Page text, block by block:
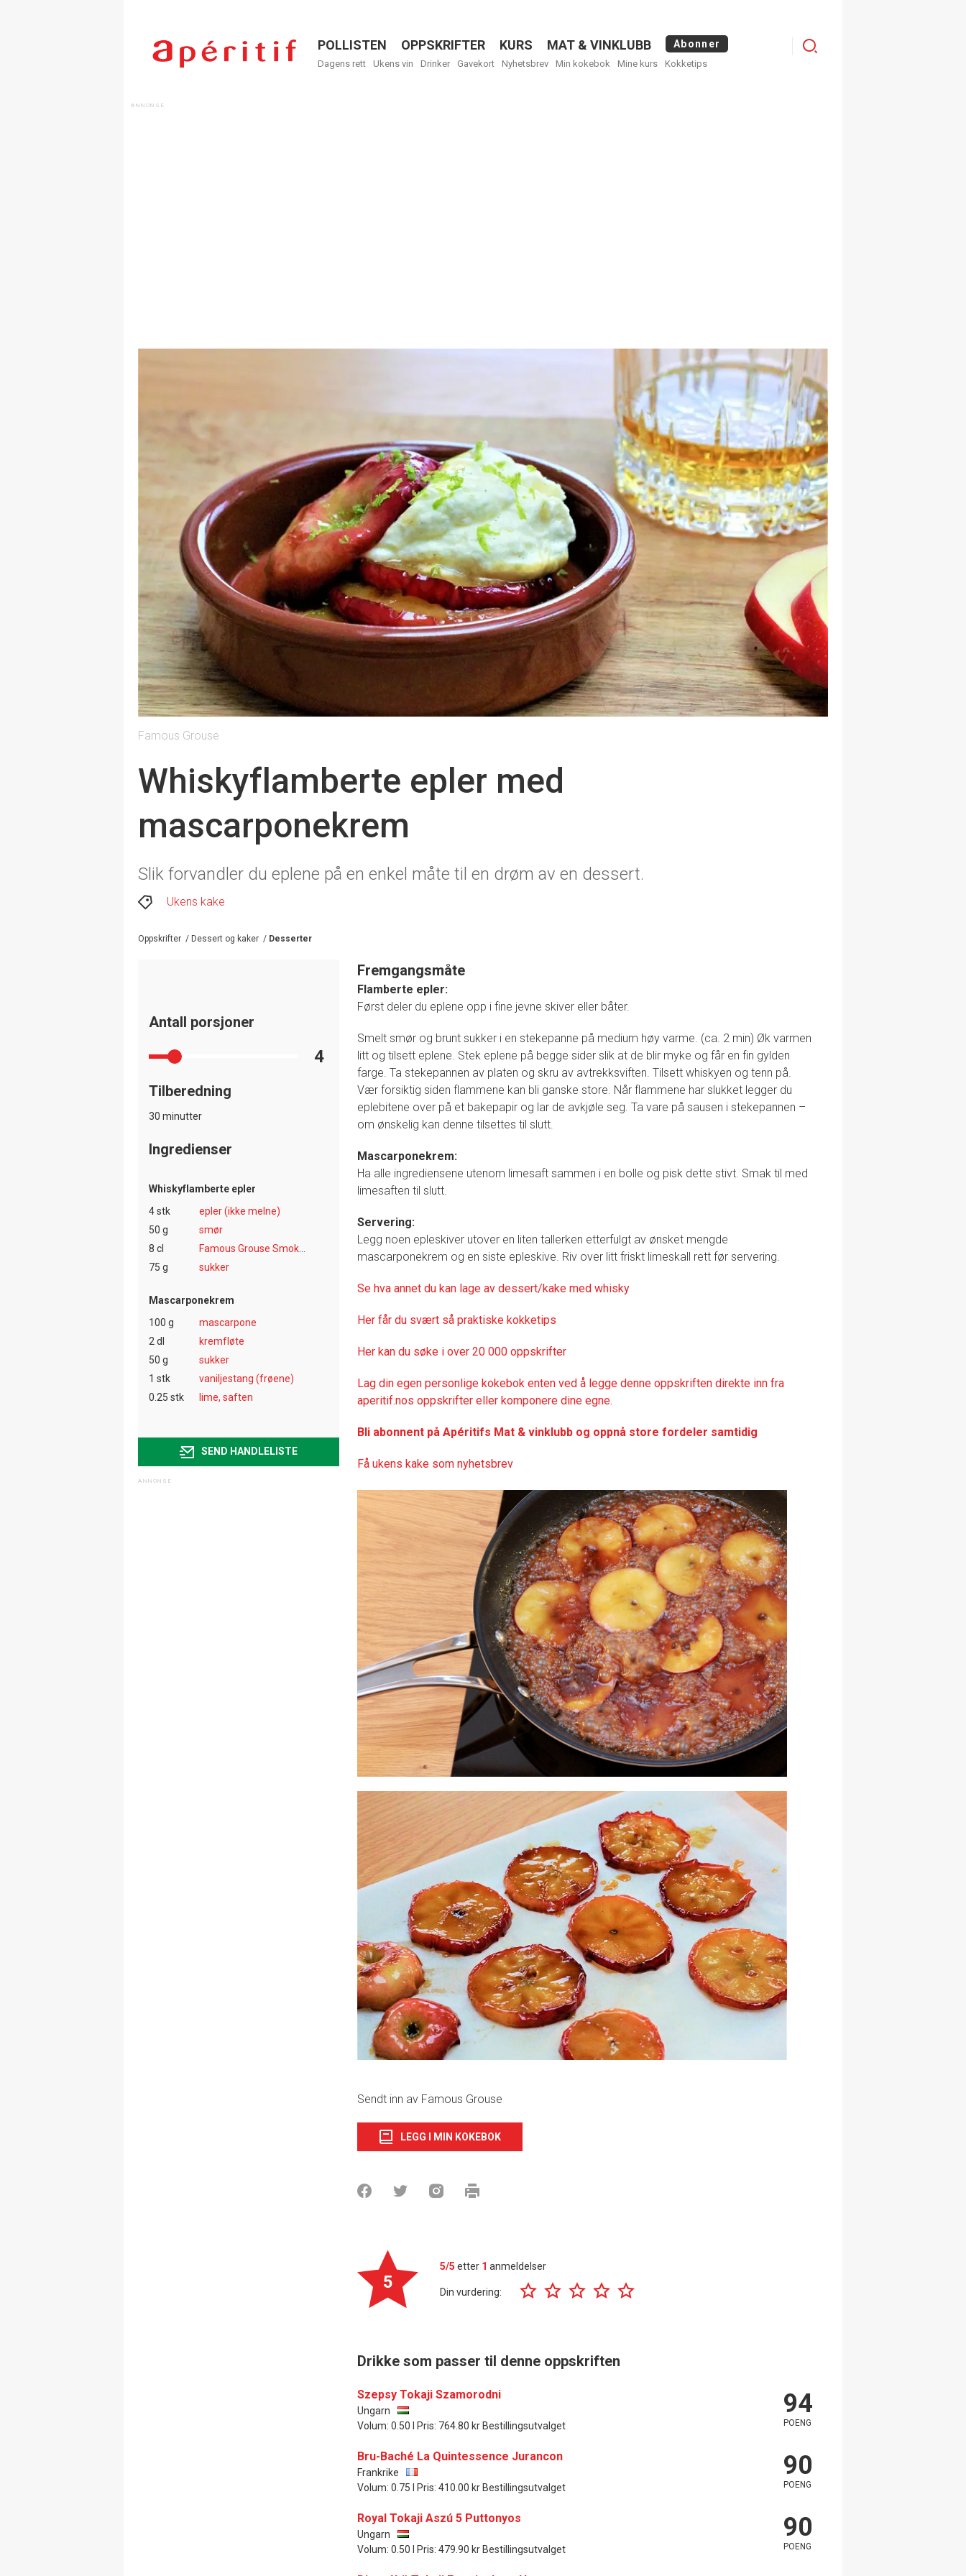
Menu
POLLISTEN OPPSKRIFTER KURS MAT & VINKLUBB Abonner
Dagens rett Ukens vin Drinker Gavekort Nyhetsbrev Min kokebok Mine kurs Kokketips
Logg
Famous Grouse
Whiskyflamberte epler med
mascarponekrem
Slik forvandler du eplene på en enkel måte til en drøm av en dessert.
Ukens kake
Oppskrifter / Dessert og kaker / Desserter
Antall porsjoner
4
Tilberedning
30 minutter
Ingredienser
Whiskyflamberte epler
4 stk
epler (ikke melne)
50 g
smør
8 cl
75 g
sukker
Mascarponekrem
100 g
mascarpone
2 dl
kremfløte
50 g
sukker
1 stk
vaniljestang (frøene)
0.25 stk
lime, saften
SEND HANDLELISTE
Fremgangsmåte
Flamberte epler:
Først deler du eplene opp i fine jevne skiver eller båter.
Smelt smør og brunt sukker i en stekepanne på medium høy varme. (ca. 2 min) Øk varmen
litt og tilsett eplene. Stek eplene på begge sider slik at de blir myke og får en fin gylden
farge. Ta stekepannen av platen og skru av avtrekksviften. Tilsett whiskyen og tenn på.
Vær forsiktig siden flammene kan bli ganske store. Når flammene har slukket legger du
eplebitene over på et bakepapir og lar de avkjøle seg. Ta vare på sausen i stekepannen –
om ønskelig kan denne tilsettes til slutt.
Mascarponekrem:
Ha alle ingrediensene utenom limesaft sammen i en bolle og pisk dette stivt. Smak til med
limesaften til slutt.
Servering:
Legg noen epleskiver utover en liten tallerken etterfulgt av ønsket mengde
mascarponekrem og en siste epleskive. Riv over litt friskt limeskall rett før servering.
Se hva annet du kan lage av dessert/kake med whisky
Her får du svært så praktiske kokketips
Her kan du søke i over 20 000 oppskrifter
Lag din egen personlige kokebok enten ved å legge denne oppskriften direkte inn fra
aperitif.nos oppskrifter eller komponere dine egne.
Bli abonnent på Apéritifs Mat & vinklubb og oppnå store fordeler samtidig
Få ukens kake som nyhetsbrev
Sendt inn av Famous Grouse
LEGG I MIN KOKEBOK
5
5/5 etter 1 anmeldelser
Din vurdering:
Drikke som passer til denne oppskriften
Szepsy Tokaji Szamorodni
Ungarn
Volum: 0.50 l Pris: 764.80 kr Bestillingsutvalget
94
POENG
Bru-Baché La Quintessence Jurancon
Frankrike
Volum: 0.75 l Pris: 410.00 kr Bestillingsutvalget
90
POENG
Royal Tokaji Aszú 5 Puttonyos
Ungarn
Volum: 0.50 l Pris: 479.90 kr Bestillingsutvalget
90
POENG